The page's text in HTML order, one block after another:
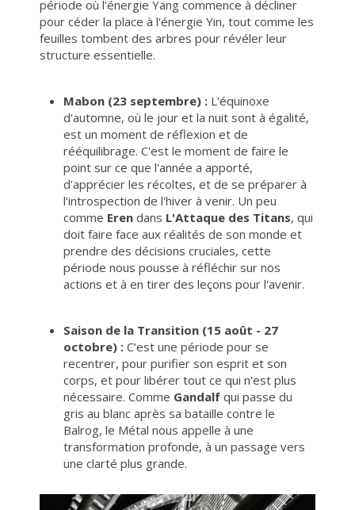
période où l'énergie Yang commence à décliner
pour céder la place à l'énergie Yin, tout comme les
feuilles tombent des arbres pour révéler leur
structure essentielle.
Mabon (23 septembre) : L'équinoxe
d'automne, où le jour et la nuit sont à égalité,
est un moment de réflexion et de
rééquilibrage. C'est le moment de faire le
point sur ce que l'année a apporté,
d'apprécier les récoltes, et de se préparer à
l'introspection de l'hiver à venir. Un peu
comme Eren dans L'Attaque des Titans, qui
doit faire face aux réalités de son monde et
prendre des décisions cruciales, cette
période nous pousse à réfléchir sur nos
actions et à en tirer des leçons pour l'avenir.
Saison de la Transition (15 août - 27
octobre) : C’est une période pour se
recentrer, pour purifier son esprit et son
corps, et pour libérer tout ce qui n'est plus
nécessaire. Comme Gandalf qui passe du
gris au blanc après sa bataille contre le
Balrog, le Métal nous appelle à une
transformation profonde, à un passage vers
une clarté plus grande.